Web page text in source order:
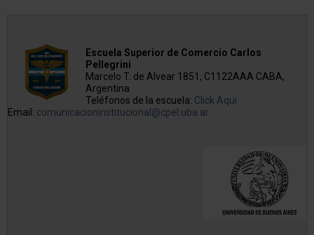
Escuela Superior de Comercio Carlos
Pellegrini
Marcelo T. de Alvear 1851, C1122AAA CABA,
Argentina
Teléfonos de la escuela: Click Aqui
Email: comunicacioninstitucional@cpel.uba.ar